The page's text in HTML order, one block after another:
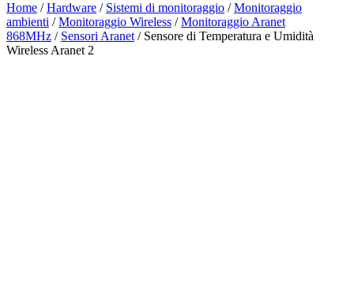
Home /Hardware / Sistemi di monitoraggio /Monitoraggio
ambienti /Monitoraggio Wireless /Monitoraggio Aranet
868MHz / Sensori Aranet / Sensore di Temperatura e Umidità
Wireless Aranet 2